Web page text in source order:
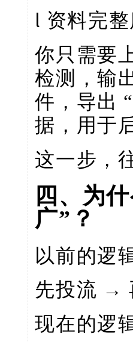
l 资料完
你只需要
检测，输
件，导出
据，用于
这一步，
四、为
广”？
以前的逻
先投流 →
现在的逻